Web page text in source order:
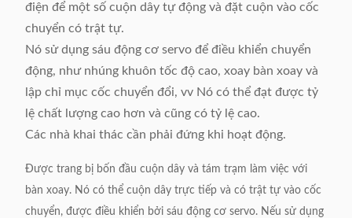
điện để một số cuộn dây tự động và đặt cuộn vào cốc
chuyển có trật tự.
Nó sử dụng sáu động cơ servo để điều khiển chuyển
động, như nhúng khuôn tốc độ cao, xoay bàn xoay và
lập chỉ mục cốc chuyển đổi, vv Nó có thể đạt được tỷ
lệ chất lượng cao hơn và cũng có tỷ lệ cao.
Các nhà khai thác cần phải đứng khi hoạt động.
Được trang bị bốn đầu cuộn dây và tám trạm làm việc với
bàn xoay. Nó có thể cuộn dây trực tiếp và có trật tự vào cốc
chuyển, được điều khiển bởi sáu động cơ servo. Nếu sử dụng